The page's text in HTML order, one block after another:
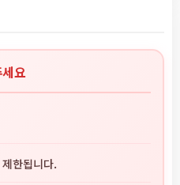
요
한됩니다.